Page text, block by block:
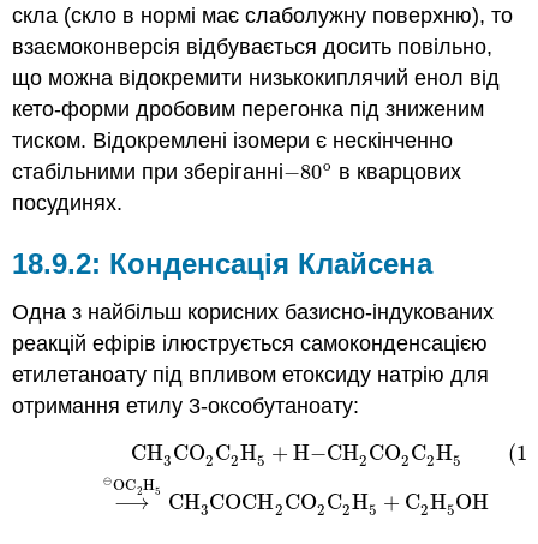
скла (скло в нормі має слаболужну поверхню), то
взаємоконверсія відбувається досить повільно,
що можна відокремити низькокиплячий енол від
кето-форми дробовим перегонка під зниженим
тиском. Відокремлені ізомери є нескінченно
стабільними при зберіганні−80o
−80o в кварцових
посудинях.
Конденсація Клайсена
Одна з найбільш корисних базисно-індукованих
реакцій ефірів ілюструється самоконденсацією
етилетаноату під впливом етоксиду натрію для
отримання етилу 3-оксобутаноату:
CH3CO2C2H5 + H−CH2CO2C2H5
⟶
⊖OC2H5 CH3COCH2CO2C2H5 + C2H5OH
CO2C2H5+H− CH2CO2C2H5⟶⊖ H5